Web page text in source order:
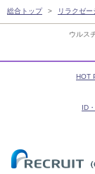
ウルス
総合トップ リラクゼ
HOT
ID